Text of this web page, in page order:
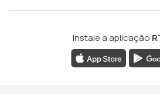
Instale a aplicação